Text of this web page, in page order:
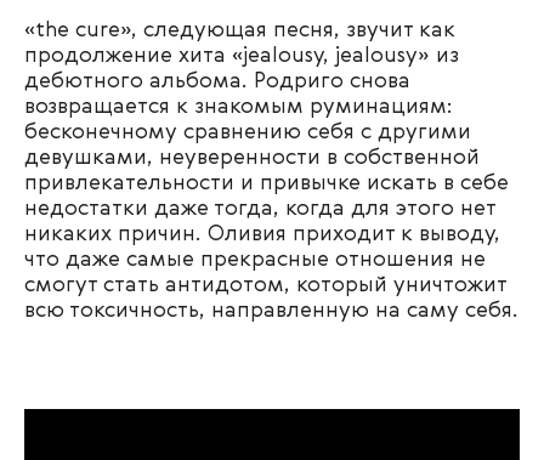
«the cure», следующая песня, звучит как
продолжение хита «jealousy, jealousy» из
дебютного альбома. Родриго снова
возвращается к знакомым руминациям:
бесконечному сравнению себя с другими
девушками, неуверенности в собственной
привлекательности и привычке искать в себе
недостатки даже тогда, когда для этого нет
никаких причин. Оливия приходит к выводу,
что даже самые прекрасные отношения не
смогут стать антидотом, который уничтожит
всю токсичность, направленную на саму себя.